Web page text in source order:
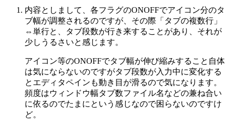
内容としまして、各フラグのONOFFでアイコン分のタ
ブ幅が調整されるのですが、その際「タブの複数行」
⇔単行と、タブ段数が行き来することがあり、それが
少しうるさいと感じます。
アイコン等のONOFFでタブ幅が伸び縮みすること自体
は気にならないのですがタブ段数が入力中に変化する
とエディタペインも動き目が滑るので気になります。
頻度はウィンドウ幅タブ数ファイル名などの兼ね合い
に依るのでたまにという感じなので困らないのですけ
ど。